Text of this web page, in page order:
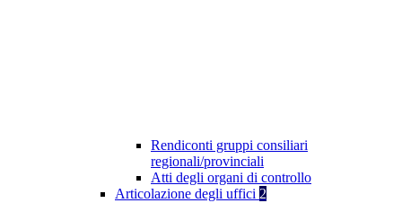
Rendiconti gruppi consiliari
regionali/provinciali
Atti degli organi di controllo
Articolazione degli uffici 2